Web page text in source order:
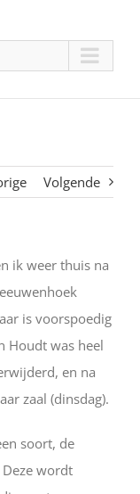
Volgende
ik weer thuis na
is voorspoedig
Houdt was heel
en na
zaal (dinsdag).
soort, de
wordt